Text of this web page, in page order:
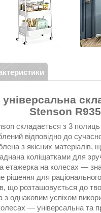
Stenson
складається з 3 полиць
відповідно до
з якісних матеріалів,
коліщатками для
етажерка на колесах —
рішення для
що розташовується до
однаковим успіхом
— універсальна та